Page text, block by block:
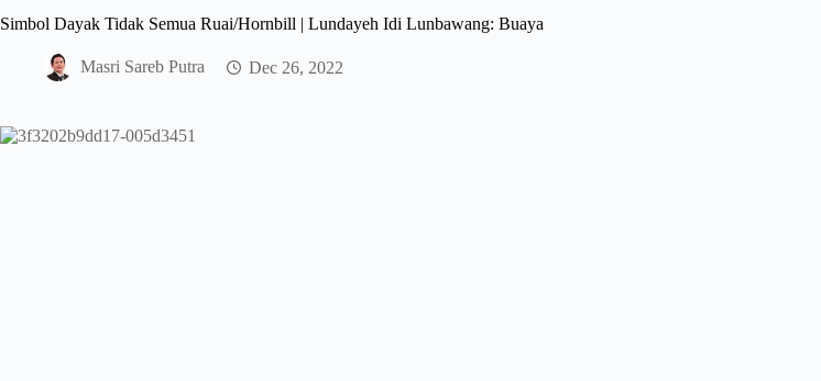
Simbol Dayak Tidak Semua Ruai/Hornbill | Lundayeh Idi Lunbawang: Buaya
Masri Sareb Putra Dec 26, 2022